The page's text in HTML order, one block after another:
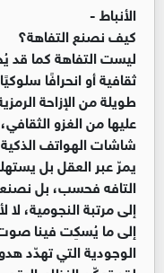
الأنباط -
كيف نصنع التفاهة؟
ليست التفاهة كما
ثقافية أو انحرافًا
طويلة من الإزاحة
عليها من الغزو
شاشات الهواتف
يمرّ عبر العقل بل
التافه فحسب، بل
إلى مرتبة النجومية، لا
إلى ما يُسكِت فينا
الوجودية التي تهدّد